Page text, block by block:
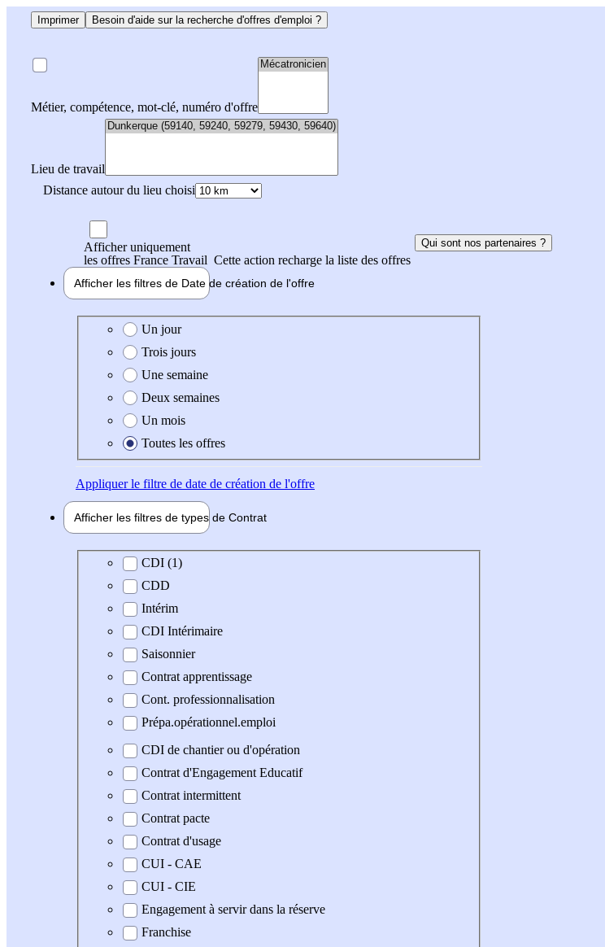
Imprimer Besoin d'aide sur la recherche d'offres d'emploi ?
Métier, compétence, mot-clé, numéro d'offre
Lieu de travail
Distance autour du lieu choisi
Afficher uniquement
les offres France Travail Cette action recharge la liste des offres
Qui sont nos partenaires ?
Afficher les filtres de Date de création de l'offre
Date de création de l'offre
Un jour
Trois jours
Une semaine
Deux semaines
Un mois
Toutes les offres
Appliquerle filtre de date de création de l'offre
Afficher les filtres de types de Contrat
Type de contrat
CDI (1)
CDD
Intérim
CDI Intérimaire
Saisonnier
Contrat apprentissage
Cont. professionnalisation
Prépa.opérationnel.emploi
CDI de chantier ou d'opération
Contrat d'Engagement Educatif
Contrat intermittent
Contrat pacte
Contrat d'usage
CUI - CAE
CUI - CIE
Engagement à servir dans la réserve
Franchise